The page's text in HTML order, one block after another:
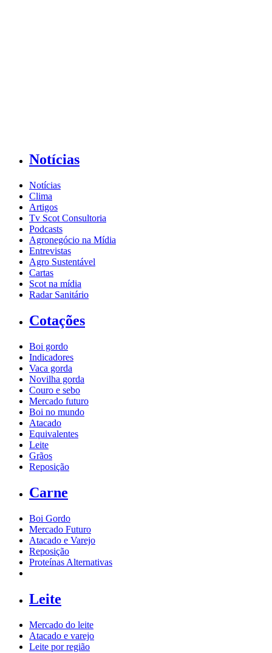
Notícias
Notícias
Clima
Artigos
Tv Scot Consultoria
Podcasts
Agronegócio na Mídia
Entrevistas
Agro Sustentável
Cartas
Scot na mídia
Radar Sanitário
Cotações
Boi gordo
Indicadores
Vaca gorda
Novilha gorda
Couro e sebo
Mercado futuro
Boi no mundo
Atacado
Equivalentes
Leite
Grãos
Reposição
Carne
Boi Gordo
Mercado Futuro
Atacado e Varejo
Reposição
Proteínas Alternativas
Leite
Mercado do leite
Atacado e varejo
Leite por região